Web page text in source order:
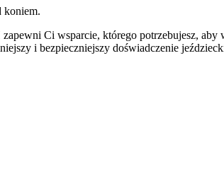
koniem.
Ci wsparcie, którego potrzebujesz, aby
i bezpieczniejszy doświadczenie